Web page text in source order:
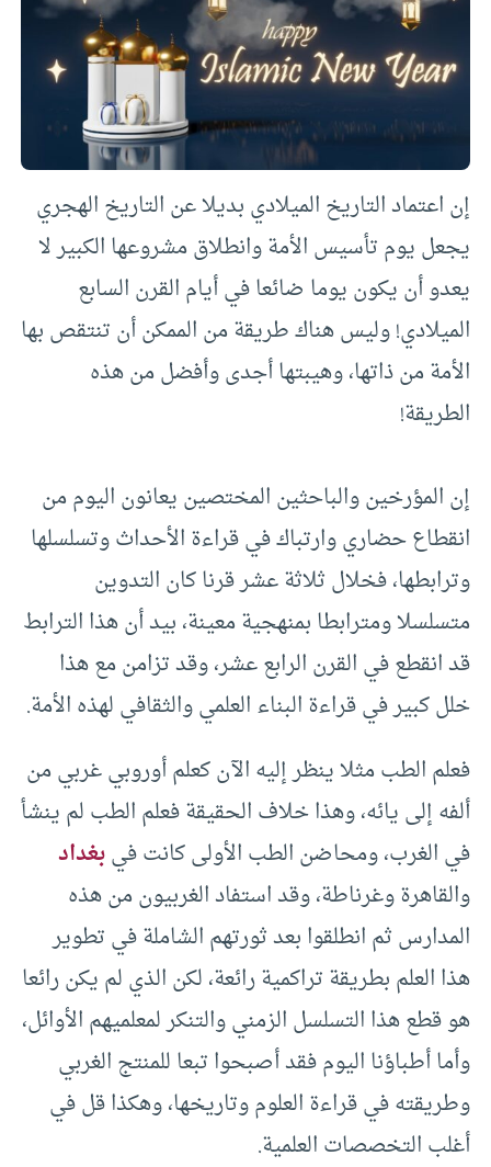
إن اعتماد التاريخ الميلادي بديلا عن التاريخ الهجري
يجعل يوم تأسيس الأمة وانطلاق مشروعها الكبير لا
يعدو أن يكون يوما ضائعا في أيام القرن السابع
الميلادي! وليس هناك طريقة من الممكن أن تنتقص بها
الأمة من ذاتها، وهيبتها أجدى وأفضل من هذه
الطريقة!
إن المؤرخين والباحثين المختصين يعانون اليوم من
انقطاع حضاري وارتباك في قراءة الأحداث وتسلسلها
وترابطها، فخلال ثلاثة عشر قرنا كان التدوين
متسلسلا ومترابطا بمنهجية معينة، بيد أن هذا الترابط
قد انقطع في القرن الرابع عشر، وقد تزامن مع هذا
خلل كبير في قراءة البناء العلمي والثقافي لهذه الأمة.
فعلم الطب مثلا ينظر إليه الآن كعلم أوروبي غربي من
ألفه إلى يائه، وهذا خلاف الحقيقة فعلم الطب لم ينشأ
في الغرب، ومحاضن الطب الأولى كانت فيبغداد
والقاهرة وغرناطة، وقد استفاد الغربيون من هذه
المدارس ثم انطلقوا بعد ثورتهم الشاملة في تطوير
هذا العلم بطريقة تراكمية رائعة، لكن الذي لم يكن رائعا
هو قطع هذا التسلسل الزمني والتنكر لمعلميهم الأوائل،
وأما أطباؤنا اليوم فقد أصبحوا تبعا للمنتج الغربي
وطريقته في قراءة العلوم وتاريخها، وهكذا قل في
أغلب التخصصات العلمية.